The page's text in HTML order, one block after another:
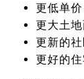
更低单价
更大土
更新的
更好的